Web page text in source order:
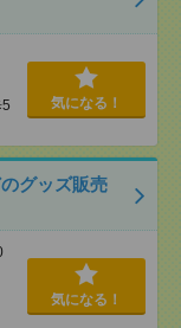
気になる！
グッズ販売
気になる！